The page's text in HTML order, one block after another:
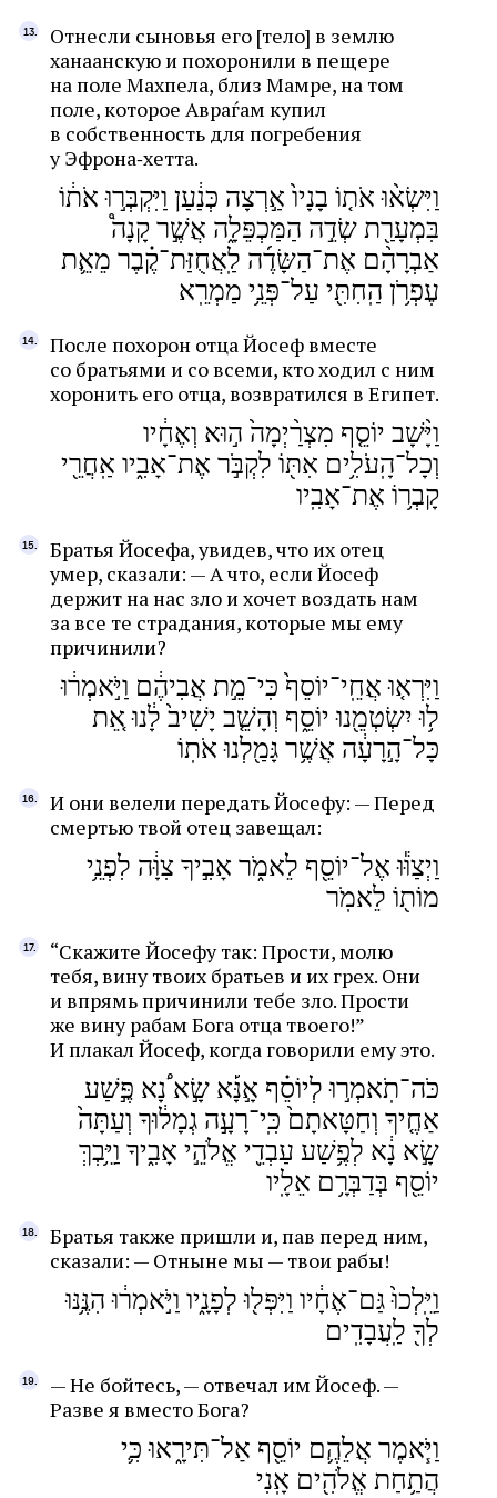
Отнесли сыновья его [тело] в землю
ханаанскую и похоронили в пещере
на поле Махпела, близ Мамре, на том
поле, которое Авраѓам купил
в собственность для погребения
у Эфрона‑хетта.
וַיִּשְׂא֨וּ אֹת֤וֹ בָנָיו֙ אַ֣רְצָה כְּנַ֔עַן וַיִּקְבְּר֣וּ אֹת֔וֹ
בִּמְעָרַ֖ת שְׂדֵ֣ה הַמַּכְפֵּלָ֑ה אֲשֶׁ֣ר קָנָה֩
אַבְרָהָ֨ם אֶת־הַשָּׂדֶ֜ה לַֽאֲחֻזַּת־קֶ֗בֶר מֵאֵ֛ת
עֶפְרֹ֥ן הַֽחִתִּ֖י עַל־פְּנֵ֥י מַמְרֵֽא
После похорон отца Йосеф вместе
со братьями и со всеми, кто ходил с ним
хоронить его отца, возвратился в Египет.
וַיָּ֨שָׁב יוֹסֵ֤ף מִצְרַ֨יְמָה֙ ה֣וּא וְאֶחָ֔יו
וְכָל־הָֽעֹלִ֥ים אִתּ֖וֹ לִקְבֹּ֣ר אֶת־אָבִ֑יו אַֽחֲרֵ֖י
קָבְר֥וֹ אֶת־אָבִֽיו
Братья Йосефа, увидев, что их отец
умер, сказали: — А что, если Йосеф
держит на нас зло и хочет воздать нам
за все те страдания, которые мы ему
причинили?
וַיִּרְא֤וּ אֲחֵֽי־יוֹסֵף֙ כִּי־מֵ֣ת אֲבִיהֶ֔ם וַיֹּ֣אמְר֔וּ
ל֥וּ יִשְׂטְמֵ֖נוּ יוֹסֵ֑ף וְהָשֵׁ֤ב יָשִׁיב֙ לָ֔נוּ אֵ֚ת
כָּל־הָ֣רָעָ֔ה אֲשֶׁ֥ר גָּמַ֖לְנוּ אֹתֽוֹ
И они велели передать Йосефу: — Перед
смертью твой отец завещал:
וַיְצַוּ֕וּ אֶל־יוֹסֵ֖ף לֵאמֹ֑ר אָבִ֣יךָ צִוָּ֔ה לִפְנֵ֥י
מוֹת֖וֹ לֵאמֹֽר
“Скажите Йосефу так: Прости, молю
тебя, вину твоих братьев и их грех. Они
и впрямь причинили тебе зло. Прости
же вину рабам Бога отца твоего!”
И плакал Йосеф, когда говорили ему это.
כֹּה־תֹֽאמְר֣וּ לְיוֹסֵ֗ף אָ֣נָּ֡א שָׂ֣א ֠נָא פֶּ֣שַׁע
אַחֶ֤יךָ וְחַטָּאתָם֙ כִּֽי־רָעָ֣ה גְמָל֔וּךָ וְעַתָּה֙
שָׂ֣א נָ֔א לְפֶ֥שַׁע עַבְדֵ֖י אֱלֹהֵ֣י אָבִ֑יךָ וַיֵּ֥בְךְּ
יוֹסֵ֖ף בְּדַבְּרָ֥ם אֵלָֽיו
Братья также пришли и, пав перед ним,
сказали: — Отныне мы — твои рабы!
וַיֵּֽלְכוּ֙ גַּם־אֶחָ֔יו וַיִּפְּל֖וּ לְפָנָ֑יו וַיֹּ֣אמְר֔וּ הִנֶּ֥נּוּ
לְךָ֖ לַֽעֲבָדִֽים
— Не бойтесь, — отвечал им Йосеф. —
Разве я вместо Бога?
וַיֹּ֧אמֶר אֲלֵהֶ֛ם יוֹסֵ֖ף אַל־תִּירָ֑אוּ כִּ֛י
הֲתַ֥חַת אֱלֹהִ֖ים אָֽנִי